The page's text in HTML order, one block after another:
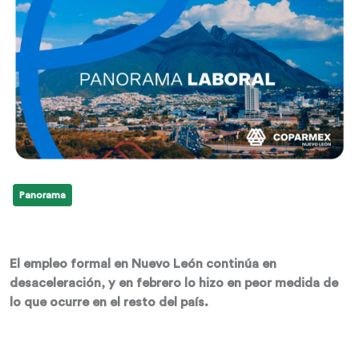
Panorama
El empleo formal en Nuevo León continúa en
desaceleración, y en febrero lo hizo en peor medida de
lo que ocurre en el resto del país.